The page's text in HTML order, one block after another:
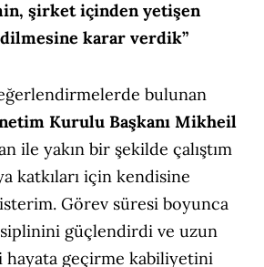
şirket içinden yetişen
karar verdik”
bulunan
Kurulu Başkanı Mikheil
ile yakın bir şekilde çalıştım
katkıları için kendisine
Görev süresi boyunca
güçlendirdi ve uzun
hayata geçirme kabiliyetini